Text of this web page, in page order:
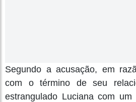
Segundo a acusação, em
com o término de seu
estrangulado Luciana com